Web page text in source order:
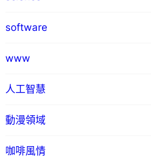
software
www
人工智慧
動漫領域
咖啡風情